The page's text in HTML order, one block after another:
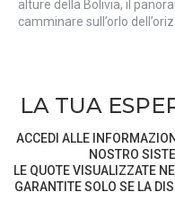
alture della Bolivia, il
camminare sull’orlo
LA TUA
ACCEDI ALLE
NOSTRO
LE QUOTE VISUALIZZATE
GARANTITE SOLO SE LA